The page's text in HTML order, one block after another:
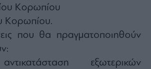
Κορωπίου
Κορωπίου.
που θα πραγματοποιηθούν
εξωτερικών